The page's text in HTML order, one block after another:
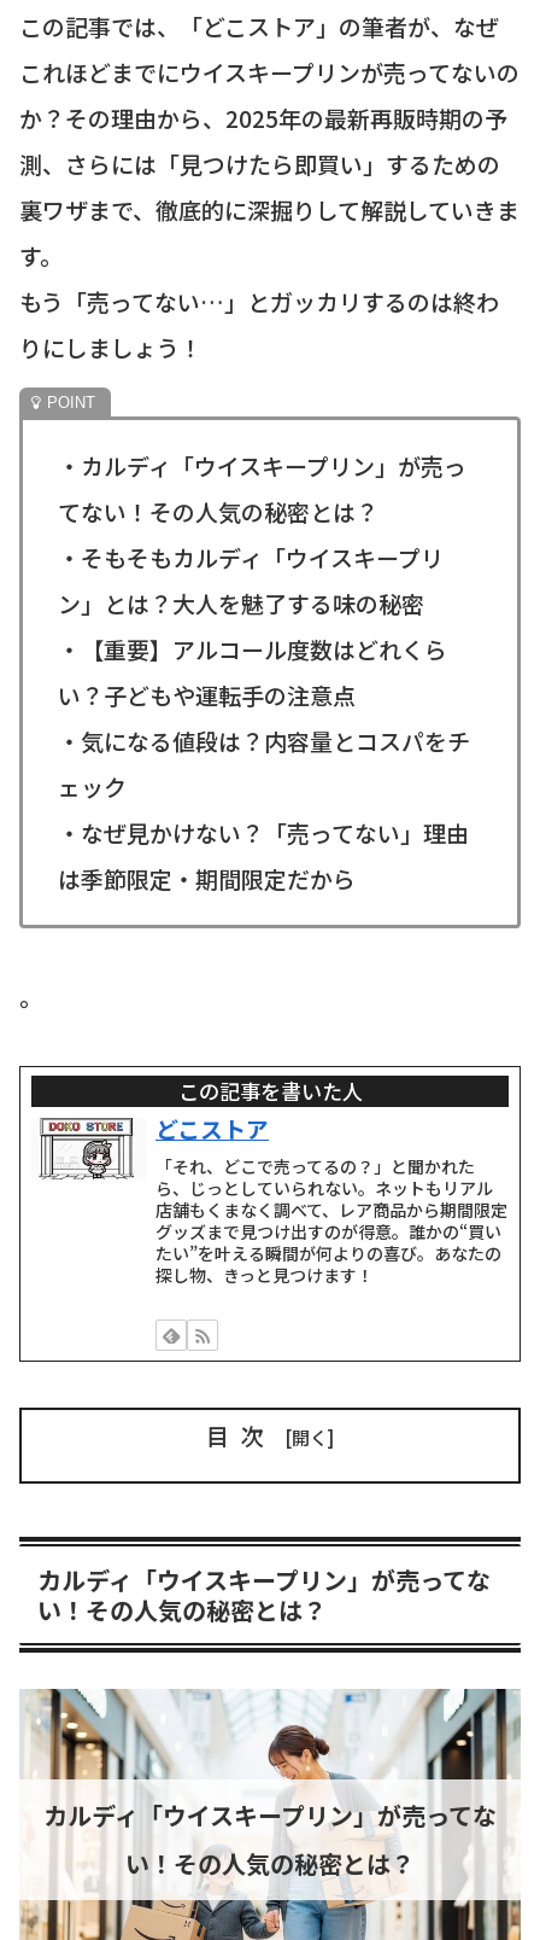
この記事では、「どこストア」の筆者が、なぜ
これほどまでにウイスキープリンが売ってないの
か？その理由から、2025年の最新再販時期の予
測、さらには「見つけたら即買い」するための
裏ワザまで、徹底的に深掘りして解説していきま
す。
もう「売ってない…」とガッカリするのは終わ
りにしましょう！
・カルディ「ウイスキープリン」が売っ
てない！その人気の秘密とは？
・そもそもカルディ「ウイスキープリ
ン」とは？大人を魅了する味の秘密
・【重要】アルコール度数はどれくら
い？子どもや運転手の注意点
・気になる値段は？内容量とコスパをチ
ェック
・なぜ見かけない？「売ってない」理由
は季節限定・期間限定だから
。
この記事を書いた人
どこストア
「それ、どこで売ってるの？」と聞かれた
ら、じっとしていられない。ネットもリアル
店舗もくまなく調べて、レア商品から期間限定
グッズまで見つけ出すのが得意。誰かの“買い
たい”を叶える瞬間が何よりの喜び。あなたの
探し物、きっと見つけます！
目次
カルディ「ウイスキープリン」が売ってな
い！その人気の秘密とは？
カルディ「ウイスキープリン」が売ってな
い！その人気の秘密とは？